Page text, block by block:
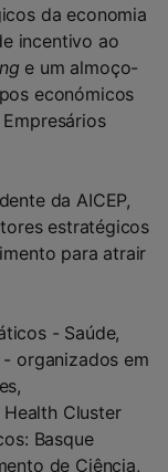
da economia
incentivo ao
e um almoço-
económicos
da AICEP,
estratégicos
para atrair
- Saúde,
organizados em
Health Cluster
Basque
de Ciência,